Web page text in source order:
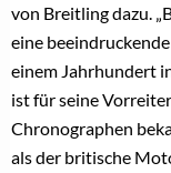
von Breitling dazu.
eine
einem Jahrhundert
ist für seine
Chronographen
als der britische